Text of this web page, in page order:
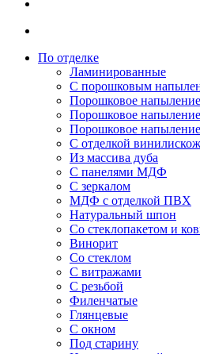
По отделке
Ламинированные
С порошковым
Порошковое
Порошковое напыление
Порошковое
С отделкой
Из массива дуба
С панелями МДФ
С зеркалом
МДФ с отделкой ПВХ
Натуральный шпон
Со стеклопакетом и
Винорит
Со стеклом
С витражами
С резьбой
Филенчатые
Глянцевые
С окном
Под старину